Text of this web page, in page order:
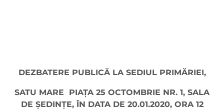
DEZBATERE PUBLICĂ LA SEDIUL PRIMĂRIEI,
SATU MARE PIAŢA 25 OCTOMBRIE NR. 1, SALA
DE ŞEDINŢE, ÎN DATA DE 20.01.2020, ORA 12